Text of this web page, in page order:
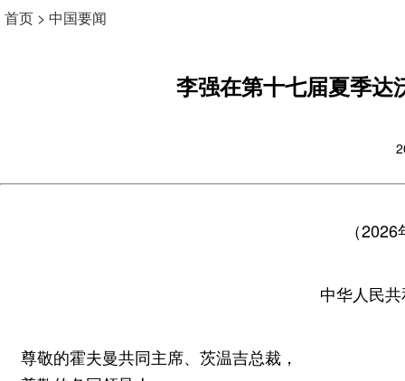
首页 > 中国要闻
李强在第十七届夏季达
（
中华人民
尊敬的霍夫曼共同主席、茨温吉总裁，